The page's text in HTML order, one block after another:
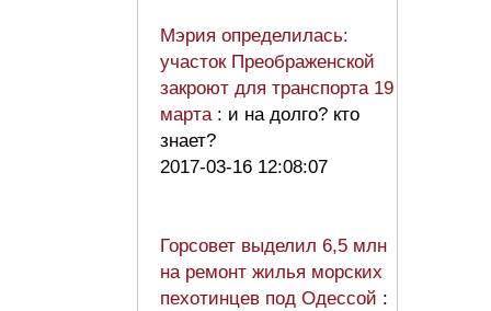
Мэрия определилась:
участок Преображенской
закроют для транспорта 19
марта : и на долго? кто
знает?
2017-03-16 12:08:07
Горсовет выделил 6,5 млн
на ремонт жилья морских
пехотинцев под Одессой :